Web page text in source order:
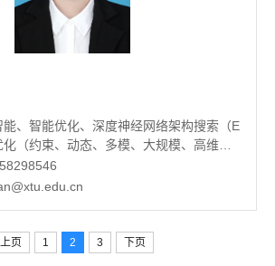
能、智能优化、深度神经网络架构搜索（E
化（约束、动态、多模、大规模、高维
上页 1 2 3 下页